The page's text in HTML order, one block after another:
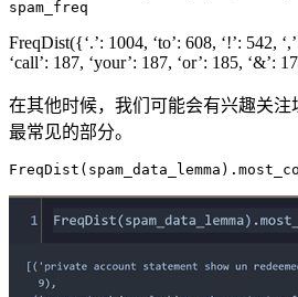
FreqDist({‘.’: 1004, ‘to’: 608, ‘!’: 542,
‘call’: 187, ‘your’: 187, ‘or’: 185, ‘&’:
在其他时候，我们可能会有兴趣关
最常见的部分。